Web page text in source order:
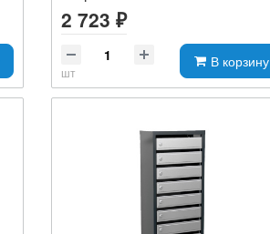
2 723 ₽
шт
В корзину